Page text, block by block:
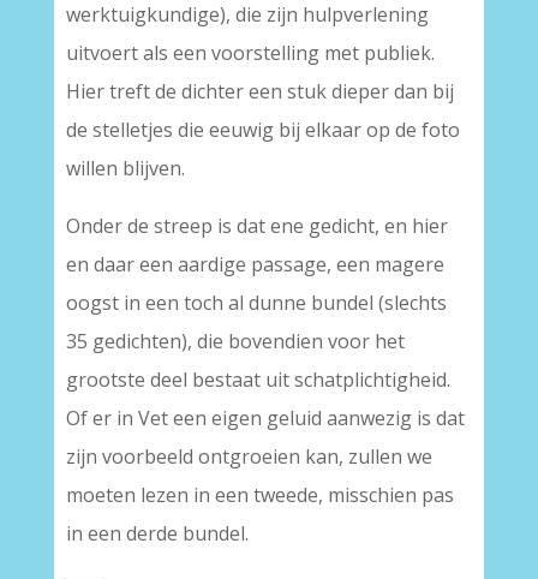
werktuigkundige), die zijn hulpverlening
uitvoert als een voorstelling met publiek.
Hier treft de dichter een stuk dieper dan bij
de stelletjes die eeuwig bij elkaar op de foto
willen blijven.
Onder de streep is dat ene gedicht, en hier
en daar een aardige passage, een magere
oogst in een toch al dunne bundel (slechts
35 gedichten), die bovendien voor het
grootste deel bestaat uit schatplichtigheid.
Of er in Vet een eigen geluid aanwezig is dat
zijn voorbeeld ontgroeien kan, zullen we
moeten lezen in een tweede, misschien pas
in een derde bundel.